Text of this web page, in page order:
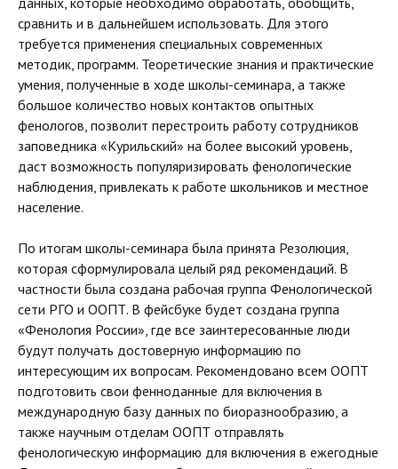
сравнить и в дальнейшем использовать. Для этого
требуется применения специальных современных
методик, программ. Теоретические знания и практические
умения, полученные в ходе школы-семинара, а также
большое количество новых контактов опытных
фенологов, позволит перестроить работу сотрудников
заповедника «Курильский» на более высокий уровень,
даст возможность популяризировать фенологические
наблюдения, привлекать к работе школьников и местное
население.
По итогам школы-семинара была принята Резолюция,
которая сформулировала целый ряд рекомендаций. В
частности была создана рабочая группа Фенологической
сети РГО и ООПТ. В фейсбуке будет создана группа
«Фенология России», где все заинтересованные люди
будут получать достоверную информацию по
интересующим их вопросам. Рекомендовано всем ООПТ
подготовить свои фенноданные для включения в
международную базу данных по биоразнообразию, а
также научным отделам ООПТ отправлять
фенологическую информацию для включения в ежегодные